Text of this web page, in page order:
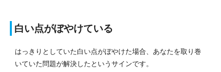
白い点がぼやけている
はっきりとしていた白い点がぼやけた場合、あなたを取り巻
いていた問題が解決したというサインです。